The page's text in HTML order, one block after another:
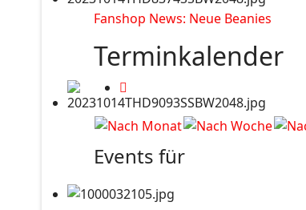
Fanshop News: Neue Beanies
Terminkalender
Events für